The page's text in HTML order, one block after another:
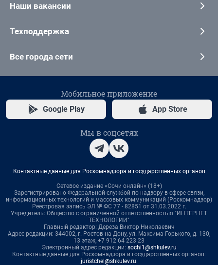
Наши вакансии
Техподдержка
Все города сети
Мобильное приложение
Google Play App Store
Мы в соцсетях
Контактные данные для Роскомнадзора и государственных органов
Сетевое издание «Сочи онлайн» (18+)
Зарегистрировано Федеральной службой по надзору в сфере связи,
информационных технологий и массовых коммуникаций (Роскомнадзор)
Реестровая запись ЭЛ № ФС 77 - 82851 от 31.03.2022 г.
Учредитель: Общество с ограниченной ответственностью "ИНТЕРНЕТ
ТЕХНОЛОГИИ"
Главный редактор: Дереза Виктор Николаевич
Адрес редакции: 344002, г. Ростов-на-Дону, ул. Максима Горького, д. 130,
13 этаж, +7 912 64 223 23
Электронный адрес редакции: sochi1@shkulev.ru
Контактные данные для Роскомнадзора и государственных органов:
juristchel@shkulev.ru.